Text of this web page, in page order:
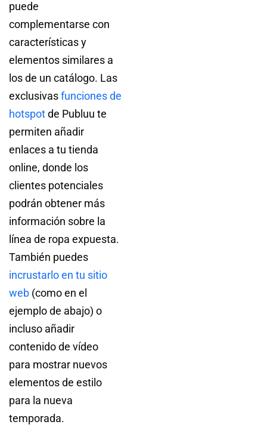
puede
complementarse con
características y
elementos similares a
los de un catálogo. Las
exclusivasfunciones de
hotspotde Publuu te
permiten añadir
enlaces a tu tienda
online, donde los
clientes potenciales
podrán obtener más
información sobre la
línea de ropa expuesta.
También puedes
incrustarlo en tu sitio
web (como en el
ejemplo de abajo) o
incluso añadir
contenido de vídeo
para mostrar nuevos
elementos de estilo
para la nueva
temporada.